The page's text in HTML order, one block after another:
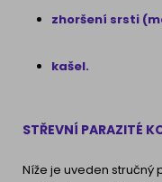
zhoršení srsti
kašel.
STŘEVNÍ PARAZITÉ
Níže je uveden stručný